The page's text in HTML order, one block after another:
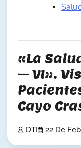
«La
– VI».
Cayo
DTI 22 De